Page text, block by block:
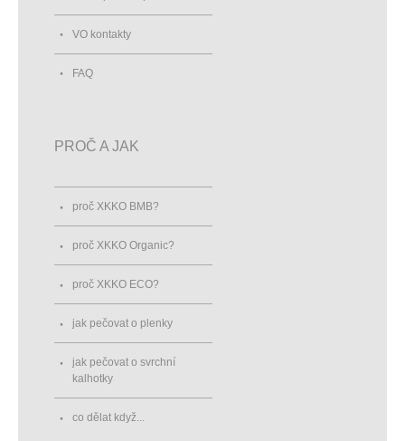
VO kontakty
FAQ
PROČ A JAK
proč XKKO BMB?
proč XKKO Organic?
proč XKKO ECO?
jak pečovat o plenky
jak pečovat o svrchní
kalhotky
co dělat když...